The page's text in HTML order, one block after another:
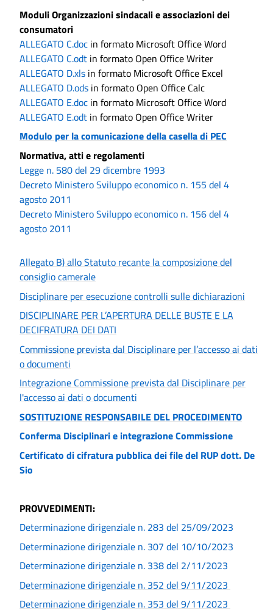
Moduli Organizzazioni sindacali e associazioni dei
consumatori
ALLEGATO C.doc in formato Microsoft Office Word
ALLEGATO C.odt in formato Open Office Writer
ALLEGATO D.xls in formato Microsoft Office Excel
ALLEGATO D.ods in formato Open Office Calc
ALLEGATO E.doc in formato Microsoft Office Word
ALLEGATO E.odt in formato Open Office Writer
Modulo per la comunicazione della casella di PEC
Normativa, atti e regolamenti
Legge n. 580 del 29 dicembre 1993
Decreto Ministero Sviluppo economico n. 155 del 4
agosto 2011
Decreto Ministero Sviluppo economico n. 156 del 4
agosto 2011
Allegato B) allo Statuto recante la composizione del
consiglio camerale
Disciplinare per esecuzione controlli sulle dichiarazioni
DISCIPLINARE PER L’APERTURA DELLE BUSTE E LA
DECIFRATURA DEI DATI
Commissione prevista dal Disciplinare per l’accesso ai dati
o documenti
Integrazione Commissione prevista dal Disciplinare per
l'accesso ai dati o documenti
SOSTITUZIONE RESPONSABILE DEL PROCEDIMENTO
Conferma Disciplinari e integrazione Commissione
Certificato di cifratura pubblica dei file del RUP dott. De
Sio
PROVVEDIMENTI:
Determinazione dirigenziale n. 283 del 25/09/2023
Determinazione dirigenziale n. 307 del 10/10/2023
Determinazione dirigenziale n. 338 del 2/11/2023
Determinazione dirigenziale n. 352 del 9/11/2023
Determinazione dirigenziale n. 353 del 9/11/2023